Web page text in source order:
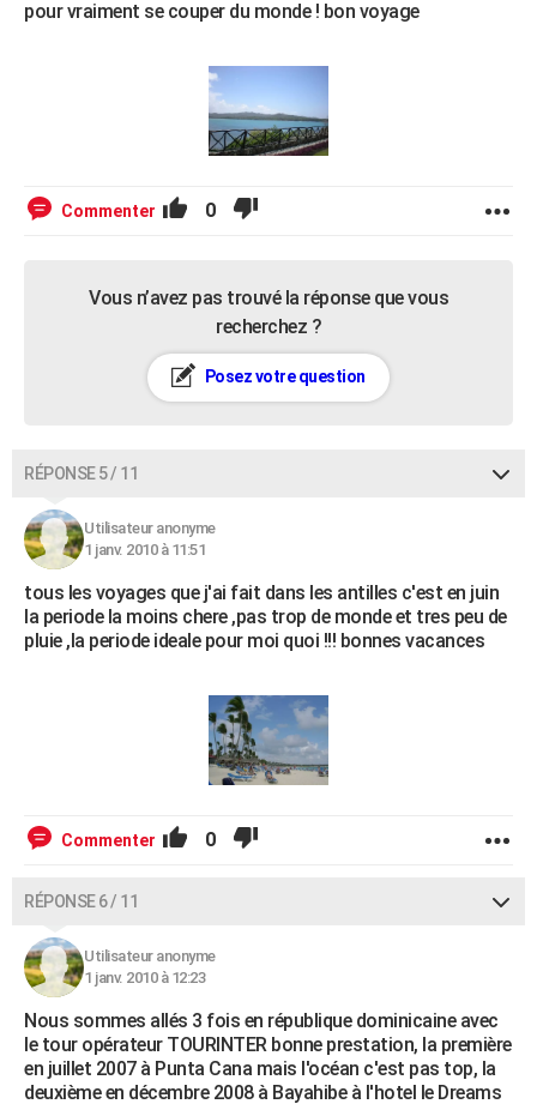
pour vraiment se couper du monde ! bon voyage
Commenter 0
Vous n’avez pas trouvé la réponse que vous
recherchez ?
Posez votre question
RÉPONSE 5 / 11
Utilisateur anonyme
1 janv. 2010 à 11:51
tous les voyages que j'ai fait dans les antilles c'est en juin
la periode la moins chere ,pas trop de monde et tres peu de
pluie ,la periode ideale pour moi quoi !!! bonnes vacances
Commenter 0
RÉPONSE 6 / 11
Utilisateur anonyme
1 janv. 2010 à 12:23
Nous sommes allés 3 fois en république dominicaine avec
le tour opérateur TOURINTER bonne prestation, la première
en juillet 2007 à Punta Cana mais l'océan c'est pas top, la
deuxième en décembre 2008 à Bayahibe à l'hotel le Dreams